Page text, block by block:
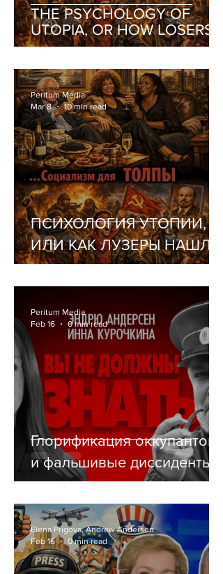
THE PSYCHOLOGY OF
UTOPIA, OR HOW LOSERS
FOUND THEMSELVES A
RELIGION
ПСИХОЛОГИЯ УТОПИИ,
ИЛИ КАК ЛУЗЕРЫ НАШЛИ
СЕБЕ РЕЛИГИЮ
Peritum Media
Mar 8
10 min read
Глорификация оккупантов
и фальшивые диссиденты
Peritum Media
Feb 16
0 min read
Elena Prigova, Andrew Andersen
Feb 16
0 min read